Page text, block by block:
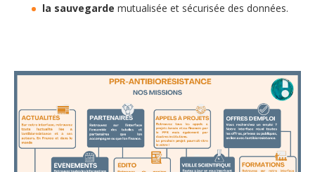
la sauvegarde mutualisée et sécurisée des données.